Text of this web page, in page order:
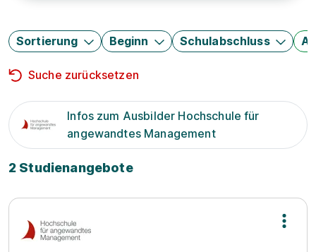
Sortierung Beginn Schulabschluss
Suche zurücksetzen
Infos zum Ausbilder Hochschule für
angewandtes Management
2 Studienangebote